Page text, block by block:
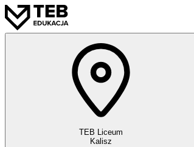
TEB Liceum
Kalisz